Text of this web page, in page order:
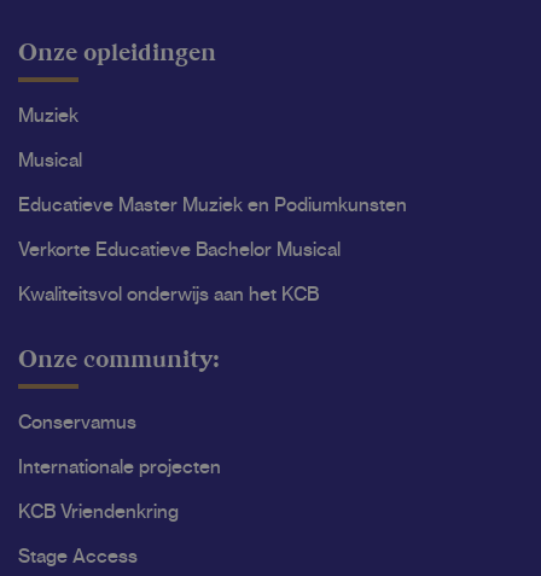
Onze opleidingen
Muziek
Musical
Educatieve Master Muziek en Podiumkunsten
Verkorte Educatieve Bachelor Musical
Kwaliteitsvol onderwijs aan het KCB
Onze community:
Conservamus
Internationale projecten
KCB Vriendenkring
Stage Access